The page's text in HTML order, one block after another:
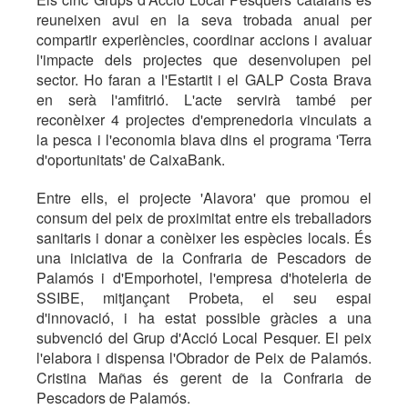
reuneixen avui en la seva trobada anual per
compartir experiències, coordinar accions i avaluar
l'impacte dels projectes que desenvolupen pel
sector. Ho faran a l'Estartit i el GALP Costa Brava
en serà l'amfitrió. L'acte servirà també per
reconèixer 4 projectes d'emprenedoria vinculats a
la pesca i l'economia blava dins el programa 'Terra
d'oportunitats' de CaixaBank.
Entre ells, el projecte 'Alavora' que promou el
consum del peix de proximitat entre els treballadors
sanitaris i donar a conèixer les espècies locals. És
una iniciativa de la Confraria de Pescadors de
Palamós i d'Emporhotel, l'empresa d'hoteleria de
SSIBE, mitjançant Probeta, el seu espai
d'innovació, i ha estat possible gràcies a una
subvenció del Grup d'Acció Local Pesquer. El peix
l'elabora i dispensa l'Obrador de Peix de Palamós.
Cristina Mañas és gerent de la Confraria de
Pescadors de Palamós.